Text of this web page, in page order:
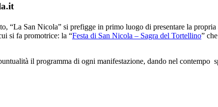
“La San Nicola” si prefigge in primo luogo di presentare la
si fa promotrice: la “Festa di San Nicola – Sagra del Tortellino”
il programma di ogni manifestazione, dando nel